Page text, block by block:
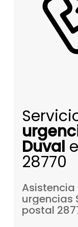
Duval
28770
Asistencia
urgencias
postal